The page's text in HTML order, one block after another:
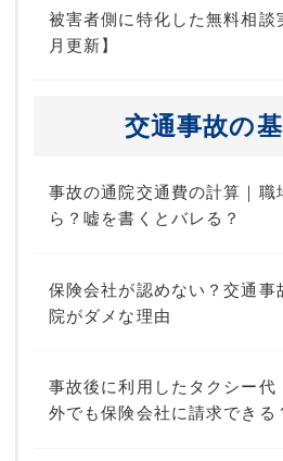
被害者側に特化した無料相談
月更新】
交通事故の
事故の通院交通費の計算｜職
ら？嘘を書くとバレる？
保険会社が認めない？交通事
院がダメな理由
事故後に利用したタクシー代
外でも保険会社に請求できる